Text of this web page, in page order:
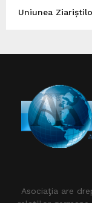
Uniunea
Asociaţia are